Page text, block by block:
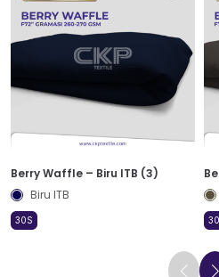
Berry Waffle – Biru ITB (3)
Biru ITB
30S